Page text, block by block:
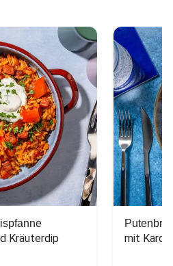
Kräuterdip mit